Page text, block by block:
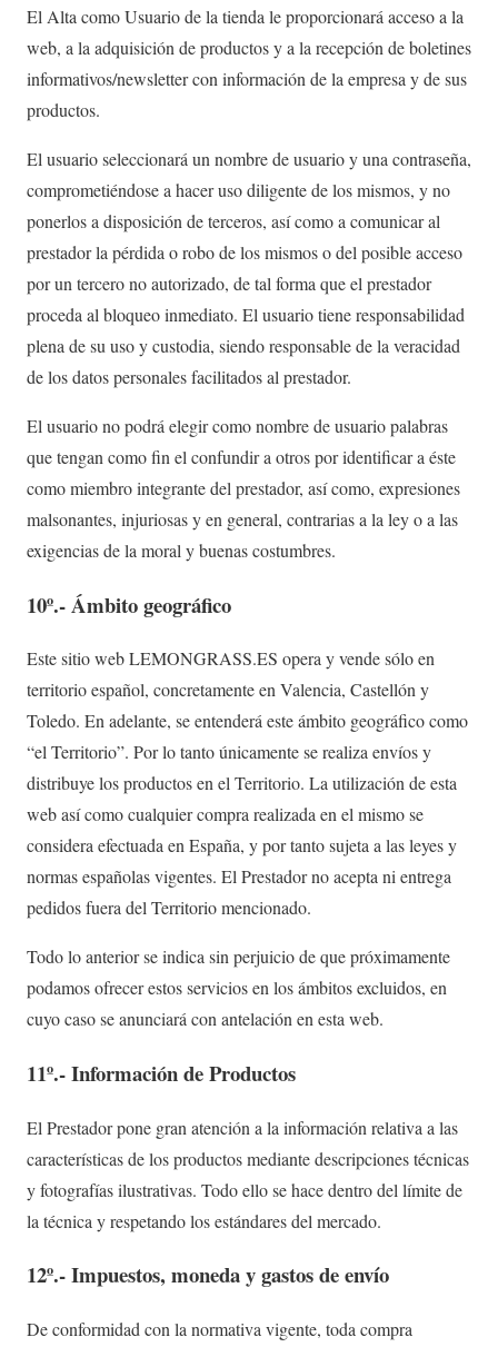
El Alta como Usuario de la tienda le proporcionará acceso a la
web, a la adquisición de productos y a la recepción de boletines
informativos/newsletter con información de la empresa y de sus
productos.
El usuario seleccionará un nombre de usuario y una contraseña,
comprometiéndose a hacer uso diligente de los mismos, y no
ponerlos a disposición de terceros, así como a comunicar al
prestador la pérdida o robo de los mismos o del posible acceso
por un tercero no autorizado, de tal forma que el prestador
proceda al bloqueo inmediato. El usuario tiene responsabilidad
plena de su uso y custodia, siendo responsable de la veracidad
de los datos personales facilitados al prestador.
El usuario no podrá elegir como nombre de usuario palabras
que tengan como fin el confundir a otros por identificar a éste
como miembro integrante del prestador, así como, expresiones
malsonantes, injuriosas y en general, contrarias a la ley o a las
exigencias de la moral y buenas costumbres.
10º.- Ámbito geográfico
Este sitio web LEMONGRASS.ES opera y vende sólo en
territorio español, concretamente en Valencia, Castellón y
Toledo. En adelante, se entenderá este ámbito geográfico como
“el Territorio”. Por lo tanto únicamente se realiza envíos y
distribuye los productos en el Territorio. La utilización de esta
web así como cualquier compra realizada en el mismo se
considera efectuada en España, y por tanto sujeta a las leyes y
normas españolas vigentes. El Prestador no acepta ni entrega
pedidos fuera del Territorio mencionado.
Todo lo anterior se indica sin perjuicio de que próximamente
podamos ofrecer estos servicios en los ámbitos excluidos, en
cuyo caso se anunciará con antelación en esta web.
11º.- Información de Productos
El Prestador pone gran atención a la información relativa a las
características de los productos mediante descripciones técnicas
y fotografías ilustrativas. Todo ello se hace dentro del límite de
la técnica y respetando los estándares del mercado.
12º.- Impuestos, moneda y gastos de envío
De conformidad con la normativa vigente, toda compra